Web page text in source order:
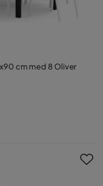
cm med 8 Oliver